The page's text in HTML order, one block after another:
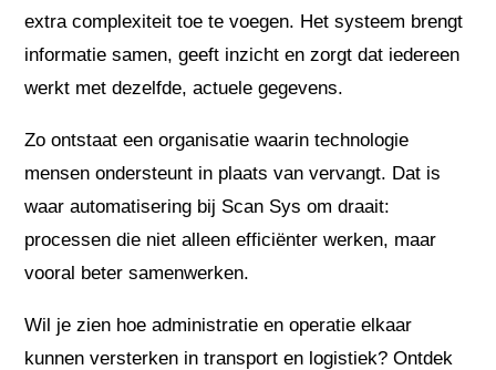
extra complexiteit toe te voegen. Het systeem brengt
informatie samen, geeft inzicht en zorgt dat iedereen
werkt met dezelfde, actuele gegevens.
Zo ontstaat een organisatie waarin technologie
mensen ondersteunt in plaats van vervangt. Dat is
waar automatisering bij Scan Sys om draait:
processen die niet alleen efficiënter werken, maar
vooral beter samenwerken.
Wil je zien hoe administratie en operatie elkaar
kunnen versterken in transport en logistiek? Ontdek